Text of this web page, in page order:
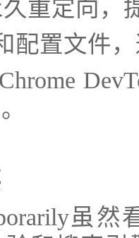
重定向，
配置文件
虽